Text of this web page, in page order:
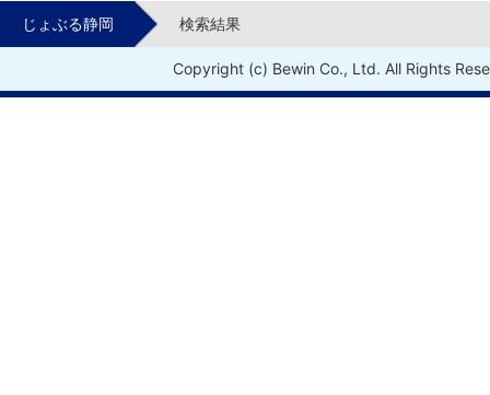
じょぶる静岡 検索結果
Copyright (c) Bewin Co., Ltd. All Rights